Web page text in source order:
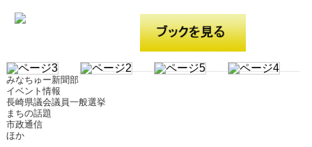
ジャンル
みなちゅー新聞部
イベント情報
長崎県議会議員一般選挙
まちの話題
市政通信
ほか
ラリー（TOKYO Brochures）
はじめてご利用される方へ
コンテンツ
広報誌ナビ